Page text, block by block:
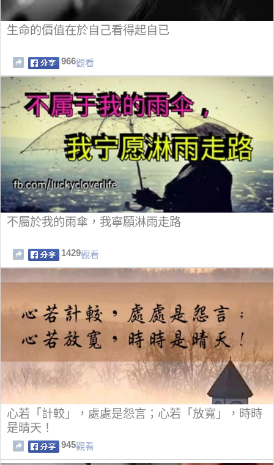
生命的價值在於自己看得起自已
966觀看
不屬於我的雨傘，我寧願淋雨走路
1429觀看
心若「計較」，處處是怨言；心若「放寬」，時時
是晴天！
945觀看